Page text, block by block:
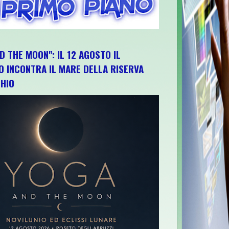
THE MOON": IL 12 AGOSTO IL
INCONTRA IL MARE DELLA RISERVA